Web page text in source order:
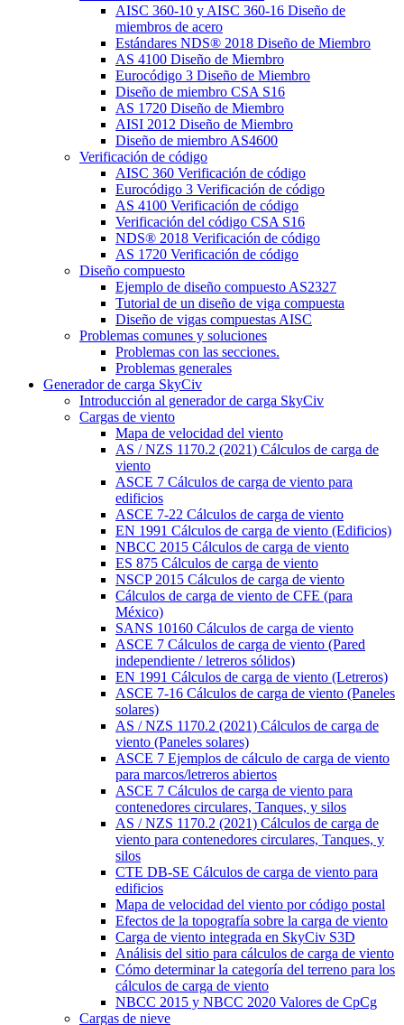
AISC 360-10 y AISC 360-16 Diseño de
miembros de acero
Estándares NDS® 2018 Diseño de Miembro
AS 4100 Diseño de Miembro
Eurocódigo 3 Diseño de Miembro
Diseño de miembro CSA S16
AS 1720 Diseño de Miembro
AISI 2012 Diseño de Miembro
Diseño de miembro AS4600
Verificación de código
AISC 360 Verificación de código
Eurocódigo 3 Verificación de código
AS 4100 Verificación de código
Verificación del código CSA S16
NDS® 2018 Verificación de código
AS 1720 Verificación de código
Diseño compuesto
Ejemplo de diseño compuesto AS2327
Tutorial de un diseño de viga compuesta
Diseño de vigas compuestas AISC
Problemas comunes y soluciones
Problemas con las secciones.
Problemas generales
Generador de carga SkyCiv
Introducción al generador de carga SkyCiv
Cargas de viento
Mapa de velocidad del viento
AS / NZS 1170.2 (2021) Cálculos de carga de
viento
ASCE 7 Cálculos de carga de viento para
edificios
ASCE 7-22 Cálculos de carga de viento
EN 1991 Cálculos de carga de viento (Edificios)
NBCC 2015 Cálculos de carga de viento
ES 875 Cálculos de carga de viento
NSCP 2015 Cálculos de carga de viento
Cálculos de carga de viento de CFE (para
México)
SANS 10160 Cálculos de carga de viento
ASCE 7 Cálculos de carga de viento (Pared
independiente / letreros sólidos)
EN 1991 Cálculos de carga de viento (Letreros)
ASCE 7-16 Cálculos de carga de viento (Paneles
solares)
AS / NZS 1170.2 (2021) Cálculos de carga de
viento (Paneles solares)
ASCE 7 Ejemplos de cálculo de carga de viento
para marcos/letreros abiertos
ASCE 7 Cálculos de carga de viento para
contenedores circulares, Tanques, y silos
AS / NZS 1170.2 (2021) Cálculos de carga de
viento para contenedores circulares, Tanques, y
silos
CTE DB-SE Cálculos de carga de viento para
edificios
Mapa de velocidad del viento por código postal
Efectos de la topografía sobre la carga de viento
Carga de viento integrada en SkyCiv S3D
Análisis del sitio para cálculos de carga de viento
Cómo determinar la categoría del terreno para los
cálculos de carga de viento
NBCC 2015 y NBCC 2020 Valores de CpCg
Cargas de nieve